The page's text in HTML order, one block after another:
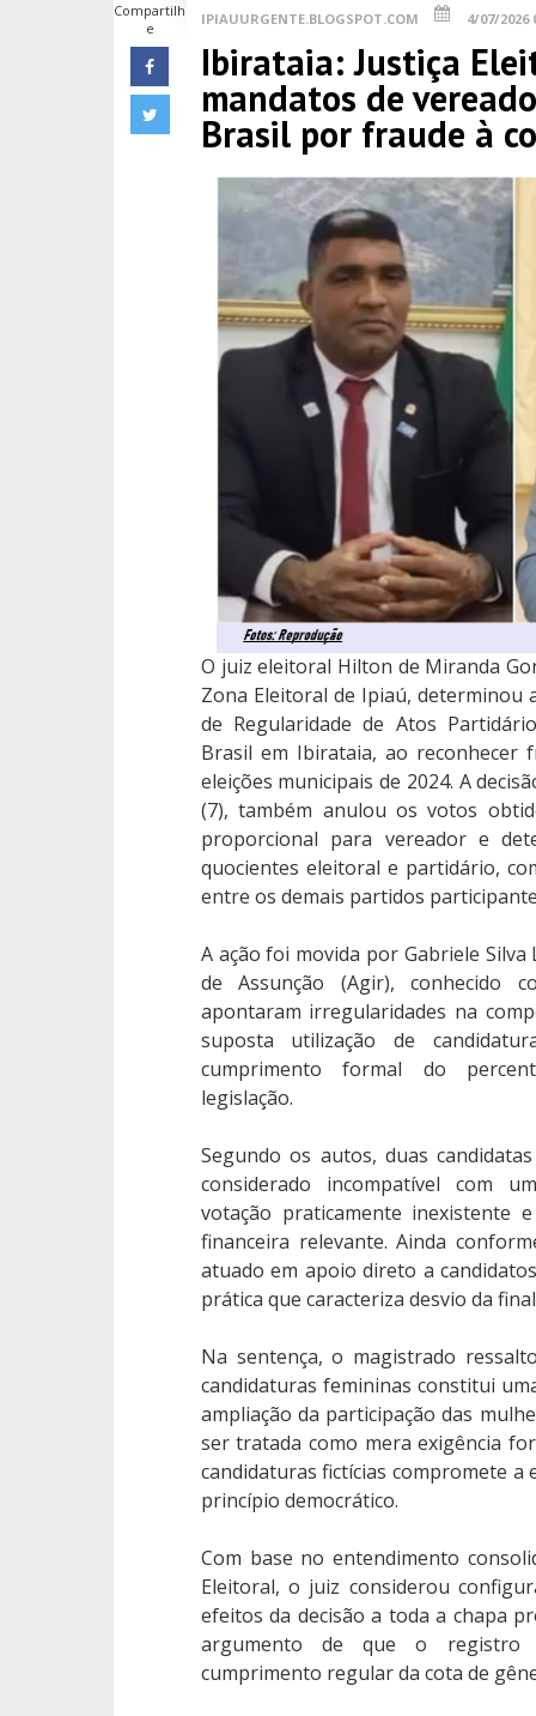
Compartilh
e
IPIAUURGENTE.BLOGSPOT.COM 4/07/2026
Ibirataia: Justiça
mandatos de
Brasil por fraude à
O juiz eleitoral Hilton de Miranda
Zona Eleitoral de Ipiaú, determinou
de Regularidade de Atos
Brasil em Ibirataia, ao reconhecer
eleições municipais de 2024. A
(7), também anulou os votos
proporcional para vereador e
quocientes eleitoral e partidário,
entre os demais partidos
A ação foi movida por Gabriele Silva
de Assunção (Agir), conhecido
apontaram irregularidades na
suposta utilização de
cumprimento formal do
legislação.
Segundo os autos, duas
considerado incompatível com
votação praticamente inexistente
financeira relevante. Ainda
atuado em apoio direto a
prática que caracteriza desvio da
Na sentença, o magistrado
candidaturas femininas constitui
ampliação da participação das
ser tratada como mera exigência
candidaturas fictícias compromete
princípio democrático.
Com base no entendimento
Eleitoral, o juiz considerou
efeitos da decisão a toda a chapa
argumento de que o registro
cumprimento regular da cota de